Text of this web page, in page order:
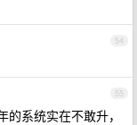
54
55
系统实在不敢升，